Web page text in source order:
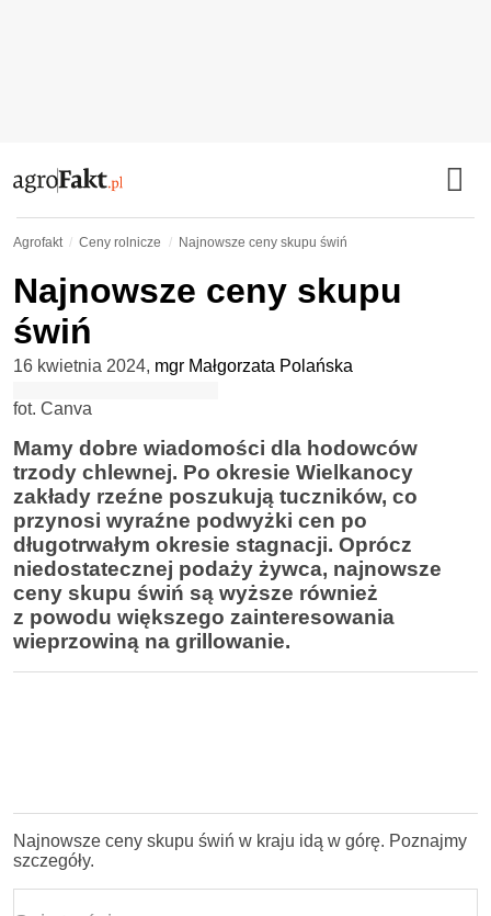
Agrofakt Ceny rolnicze Najnowsze ceny skupu świń
Najnowsze ceny skupu
świń
16 kwietnia 2024, mgr Małgorzata Polańska
fot. Canva
Mamy dobre wiadomości dla hodowców
trzody chlewnej. Po okresie Wielkanocy
zakłady rzeźne poszukują tuczników, co
przynosi wyraźne podwyżki cen po
długotrwałym okresie stagnacji. Oprócz
niedostatecznej podaży żywca, najnowsze
ceny skupu świń są wyższe również
z powodu większego zainteresowania
wieprzowiną na grillowanie.
Najnowsze ceny skupu świń w kraju idą w górę. Poznajmy
szczegóły.